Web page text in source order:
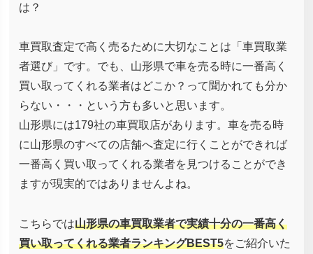
は？
車買取査定で高く売るために大切なことは「車買取業
者選び」です。でも、山形県で車を売る時に一番高く
買い取ってくれる業者はどこか？って聞かれても分か
らない・・・という方も多いと思います。
山形県には179社の車買取店があります。車を売る時
に山形県のすべての店舗へ査定に行くことができれば
一番高く買い取ってくれる業者を見つけることができ
ますが現実的ではありませんよね。
こちらでは山形県の車買取業者で実績十分の一番高く
買い取ってくれる業者ランキングBEST5をご紹介いた